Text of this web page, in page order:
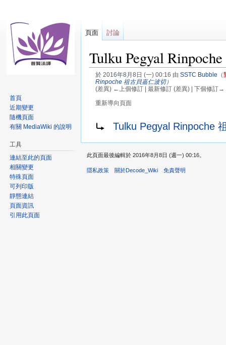
Tulku Pegyal Rinpoche
於 2016年8月8日 (一) 00:16 由 SSTC Bubble （
Rinpoche 祖古貝嘉仁波切）
(差異) ←上個修訂 | 最新修訂 (差異) | 下個修訂→
重新導向頁面
導
覽
搜
尋
重新導向至：Tulku Pegyal Rinpoche
頁面 討論
首頁
近期變更
隨機頁面
有關 MediaWiki 的說明
工具
連結至此的頁面
相關變更
特殊頁面
可列印版
靜態連結
頁面資訊
引用此頁面
此頁面最後編輯於 2016年8月8日 (週一) 00:16。
隱私政策 關於Decode_Wiki 免責聲明